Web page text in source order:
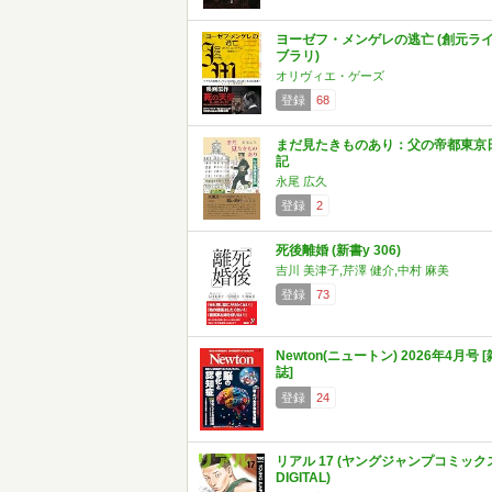
ヨーゼフ・メンゲレの逃亡 (創元ライ
ブラリ)
オリヴィエ・ゲーズ
登録
68
まだ見たきものあり：父の帝都東京
記
永尾 広久
登録
2
死後離婚 (新書y 306)
吉川 美津子,芹澤 健介,中村 麻美
登録
73
Newton(ニュートン) 2026年4月号 [
誌]
登録 24
リアル 17 (ヤングジャンプコミック
DIGITAL)